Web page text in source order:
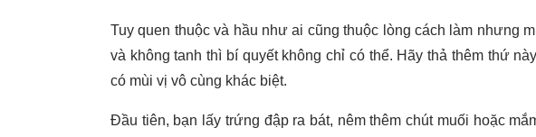
Tuy quen thuộc và hầu như ai cũng thuộc lòng cách làm nhưng
và không tanh thì bí quyết không chỉ có thể. Hãy thả thêm thứ
có mùi vị vô cùng khác biệt.
Đầu tiên, bạn lấy trứng đập ra bát, nêm thêm chút muối hoặc